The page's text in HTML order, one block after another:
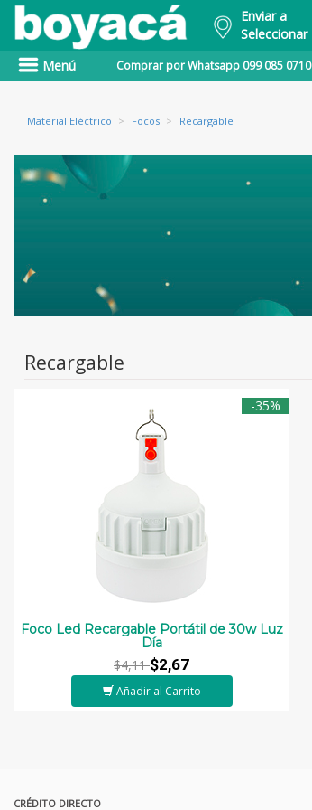
Enviar a
Seleccionar
Menú Comprar por Whatsapp 099 085 0710
Material Eléctrico > Focos > Recargable
Recargable
-35%
Foco Led Recargable Portátil de 30w Luz
Día
$4,11$2,67
Añadir al Carrito
CRÉDITO DIRECTO